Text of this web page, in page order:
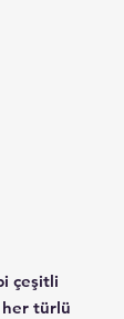
çeşitli
türlü